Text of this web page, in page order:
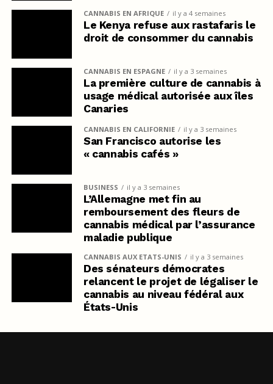
CANNABIS EN AFRIQUE il y a 4 semaines
Le Kenya refuse aux rastafaris le
droit de consommer du cannabis
CANNABIS EN ESPAGNE il y a 3 semaines
La première culture de cannabis à
usage médical autorisée aux îles
Canaries
CANNABIS EN CALIFORNIE il y a 3 semaines
San Francisco autorise les
« cannabis cafés »
BUSINESS il y a 3 semaines
L’Allemagne met fin au
remboursement des fleurs de
cannabis médical par l’assurance
maladie publique
CANNABIS AUX ETATS-UNIS il y a 3 semaines
Des sénateurs démocrates
relancent le projet de légaliser le
cannabis au niveau fédéral aux
États-Unis